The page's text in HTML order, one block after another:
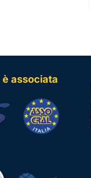
è associata